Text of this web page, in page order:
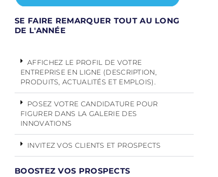
SE FAIRE REMARQUER TOUT AU LONG
DE L'ANNÉE
AFFICHEZ LE PROFIL DE VOTRE
ENTREPRISE EN LIGNE (DESCRIPTION,
PRODUITS, ACTUALITÉS ET EMPLOIS).
POSEZ VOTRE CANDIDATURE POUR
FIGURER DANS LA GALERIE DES
INNOVATIONS
INVITEZ VOS CLIENTS ET PROSPECTS
BOOSTEZ VOS PROSPECTS